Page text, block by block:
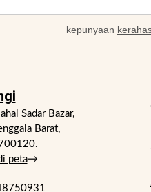
kepunyaan
Sadar Bazar,
Barat,
peta→